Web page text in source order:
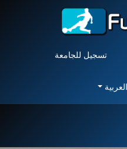
تسجيل للجامعة